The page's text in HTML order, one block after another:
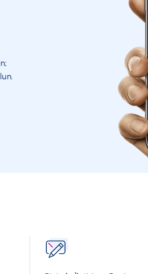
Bakmak İçin:
kendi çeklerinizi
Bakmak İçin:
kullanarak ticari ilişkilerde
çek raporuyla, çek ve
karekodlu çek raporunun